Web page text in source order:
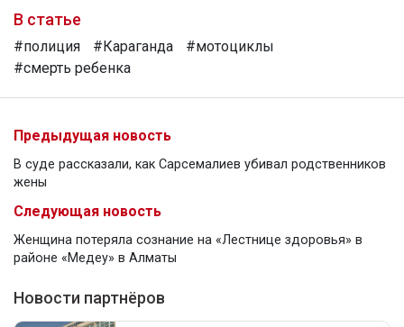
В статье
#полиция #Караганда
#мотоциклы
#смерть ребенка
Предыдущая новость
В суде рассказали, как Сарсемалиев убивал родственников
жены
Следующая новость
Женщина потеряла сознание на «Лестнице здоровья» в
районе «Медеу» в Алматы